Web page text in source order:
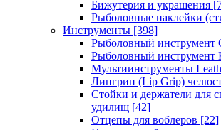
Бижутерия и украшения
Рыболовные наклейки
Инструменты [398]
Рыболовный инструмент
Рыболовный инструмент
Мультиинструменты
Липгрип (Lip Grip)
Стойки и держатели для
удилищ [42]
Отцепы для воблеров [22]